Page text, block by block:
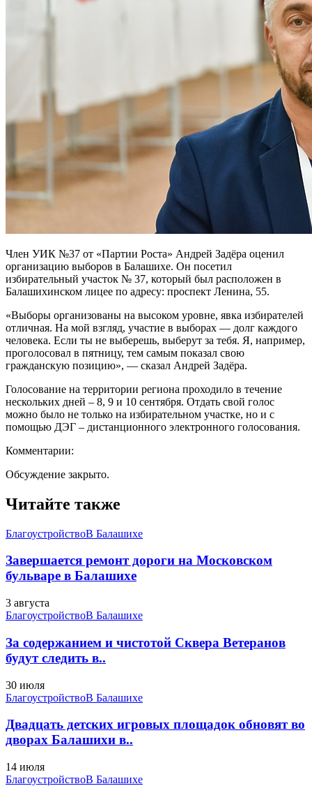
Член УИК №37 от «Партии Роста» Андрей Задёра оценил
организацию выборов в Балашихе. Он посетил
избирательный участок № 37, который был расположен в
Балашихинском лицее по адресу: проспект Ленина, 55.
«Выборы организованы на высоком уровне, явка избирателей
отличная. На мой взгляд, участие в выборах — долг каждого
человека. Если ты не выберешь, выберут за тебя. Я, например,
проголосовал в пятницу, тем самым показал свою
гражданскую позицию», — сказал Андрей Задёра.
Голосование на территории региона проходило в течение
нескольких дней – 8, 9 и 10 сентября. Отдать свой голос
можно было не только на избирательном участке, но и с
помощью ДЭГ – дистанционного электронного голосования.
Комментарии:
Обсуждение закрыто.
Читайте также
БлагоустройствоВ Балашихе
Завершается ремонт дороги на Московском
бульваре в Балашихе
3 августа
БлагоустройствоВ Балашихе
За содержанием и чистотой Сквера Ветеранов
будут следить в..
30 июля
БлагоустройствоВ Балашихе
Двадцать детских игровых площадок обновят во
дворах Балашихи в..
14 июля
БлагоустройствоВ Балашихе